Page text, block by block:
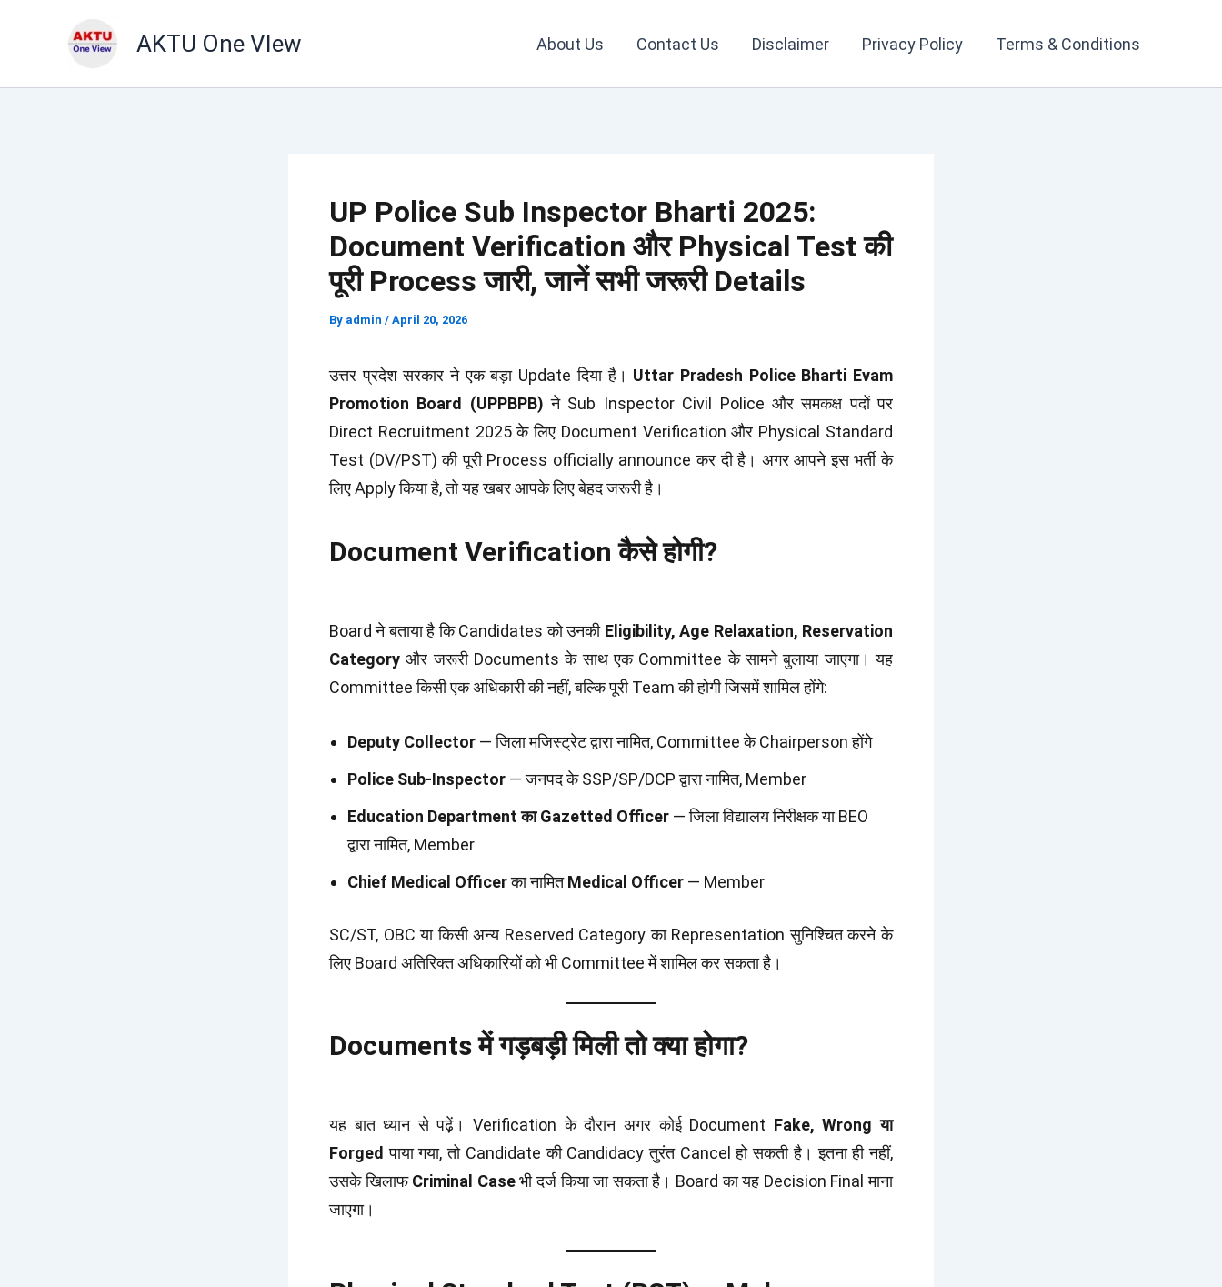
AKTU One VIew About Us Contact Us Disclaimer Privacy Policy Terms & Conditions
UP Police Sub Inspector Bharti 2025:
Document Verification और Physical Test की
पूरी Process जारी, जानें सभी जरूरी Details
By admin / April 20, 2026
उत्तर प्रदेश सरकार ने एक बड़ा Update दिया है। Uttar Pradesh Police Bharti Evam
Promotion Board (UPPBPB) ने Sub Inspector Civil Police और समकक्ष पदों पर
Direct Recruitment 2025 के लिए Document Verification और Physical Standard
Test (DV/PST) की पूरी Process officially announce कर दी है। अगर आपने इस भर्ती के
लिए Apply किया है, तो यह खबर आपके लिए बेहद जरूरी है।
Document Verification कैसे होगी?
Board ने बताया है कि Candidates को उनकी Eligibility, Age Relaxation, Reservation
Category और जरूरी Documents के साथ एक Committee के सामने बुलाया जाएगा। यह
Committee किसी एक अधिकारी की नहीं, बल्कि पूरी Team की होगी जिसमें शामिल होंगे:
Deputy Collector — जिला मजिस्ट्रेट द्वारा नामित, Committee के Chairperson होंगे
Police Sub-Inspector — जनपद के SSP/SP/DCP द्वारा नामित, Member
Education Department का Gazetted Officer — जिला विद्यालय निरीक्षक या BEO
द्वारा नामित, Member
Chief Medical Officerका नामितMedical Officer — Member
SC/ST, OBC या किसी अन्य Reserved Category का Representation सुनिश्चित करने के
लिए Board अतिरिक्त अधिकारियों को भी Committee में शामिल कर सकता है।
Documents में गड़बड़ी मिली तो क्या होगा?
यह बात ध्यान से पढ़ें। Verification के दौरान अगर कोई Document Fake, Wrong या
Forged पाया गया, तो Candidate की Candidacy तुरंत Cancel हो सकती है। इतना ही नहीं,
उसके खिलाफCriminal Caseभी दर्ज किया जा सकता है। Board का यह Decision Final माना
जाएगा।